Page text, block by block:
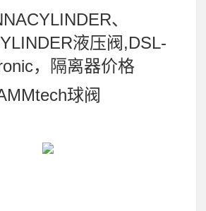
、
液压阀,DSL-
，隔离器价格
球阀